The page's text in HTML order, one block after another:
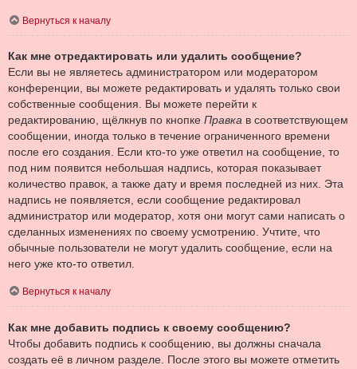
Вернуться к началу
Как мне отредактировать или удалить сообщение?
Если вы не являетесь администратором или модератором
конференции, вы можете редактировать и удалять только свои
собственные сообщения. Вы можете перейти к
редактированию, щёлкнув по кнопке Правка в соответствующем
сообщении, иногда только в течение ограниченного времени
после его создания. Если кто-то уже ответил на сообщение, то
под ним появится небольшая надпись, которая показывает
количество правок, а также дату и время последней из них. Эта
надпись не появляется, если сообщение редактировал
администратор или модератор, хотя они могут сами написать о
сделанных изменениях по своему усмотрению. Учтите, что
обычные пользователи не могут удалить сообщение, если на
него уже кто-то ответил.
Вернуться к началу
Как мне добавить подпись к своему сообщению?
Чтобы добавить подпись к сообщению, вы должны сначала
создать её в личном разделе. После этого вы можете отметить